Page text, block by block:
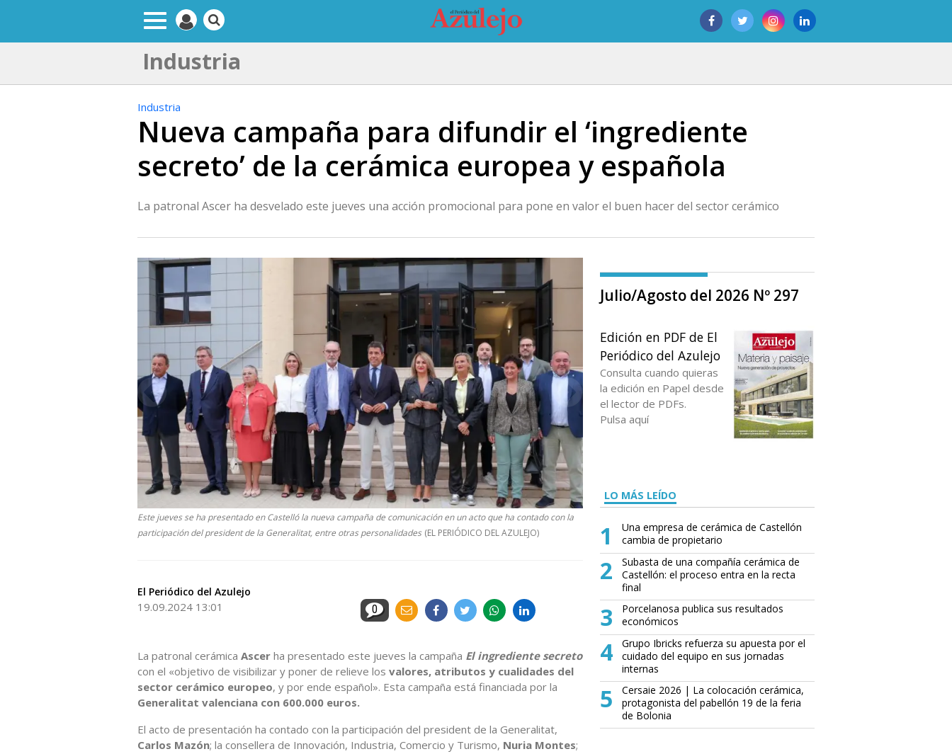
Industria
Industria
Nueva campaña para difundir el ‘ingrediente
secreto’ de la cerámica europea y española
La patronal Ascer ha desvelado este jueves una acción promocional para pone en valor el buen hacer del sector cerámico
Este jueves se ha presentado en Castelló la nueva campaña de comunicación en un acto que ha contado con la
participación del president de la Generalitat, entre otras personalidades (EL PERIÓDICO DEL AZULEJO)
El Periódico del Azulejo
19.09.2024 13:01 0
La patronal cerámica Ascer ha presentado este jueves la campaña El ingrediente secreto
con el «objetivo de visibilizar y poner de relieve los valores, atributos y cualidades del
sector cerámico europeo, y por ende español». Esta campaña está financiada por la
Generalitat valenciana con 600.000 euros.
El acto de presentación ha contado con la participación del president de la Generalitat,
Carlos Mazón; la consellera de Innovación, Industria, Comercio y Turismo, Nuria Montes;
Julio/Agosto del 2026 Nº 297
Edición en PDF de El
Periódico del Azulejo
Consulta cuando quieras
la edición en Papel desde
el lector de PDFs.
Pulsa aquí
LO MÁS LEÍDO
1
Una empresa de cerámica de Castellón
cambia de propietario
2
Subasta de una compañía cerámica de
Castellón: el proceso entra en la recta
final
3
Porcelanosa publica sus resultados
económicos
4
Grupo Ibricks refuerza su apuesta por el
cuidado del equipo en sus jornadas
internas
5
Cersaie 2026 | La colocación cerámica,
protagonista del pabellón 19 de la feria
de Bolonia